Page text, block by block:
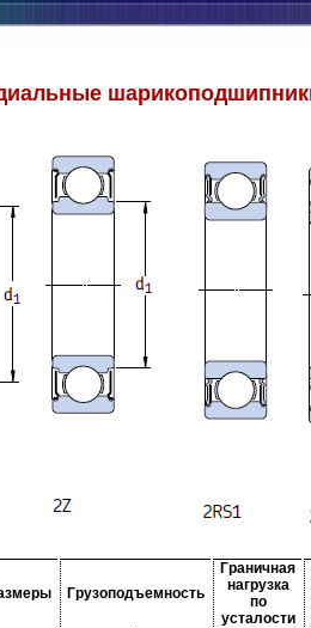
Грузоподъемность
Граничная
нагрузка
по
усталости